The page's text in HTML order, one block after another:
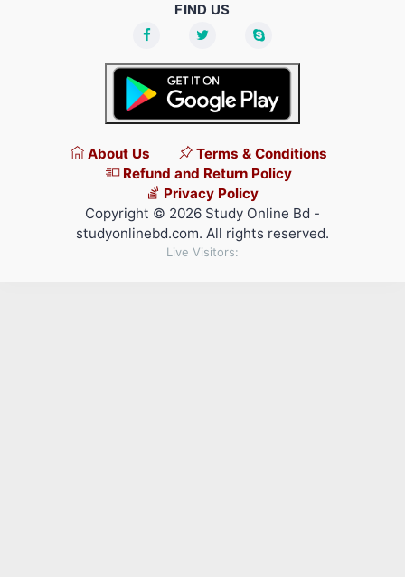
FIND US
About Us
Terms & Conditions
Refund and Return Policy
Privacy Policy
Copyright © 2026 Study Online Bd -
studyonlinebd.com. All rights reserved.
Live Visitors: